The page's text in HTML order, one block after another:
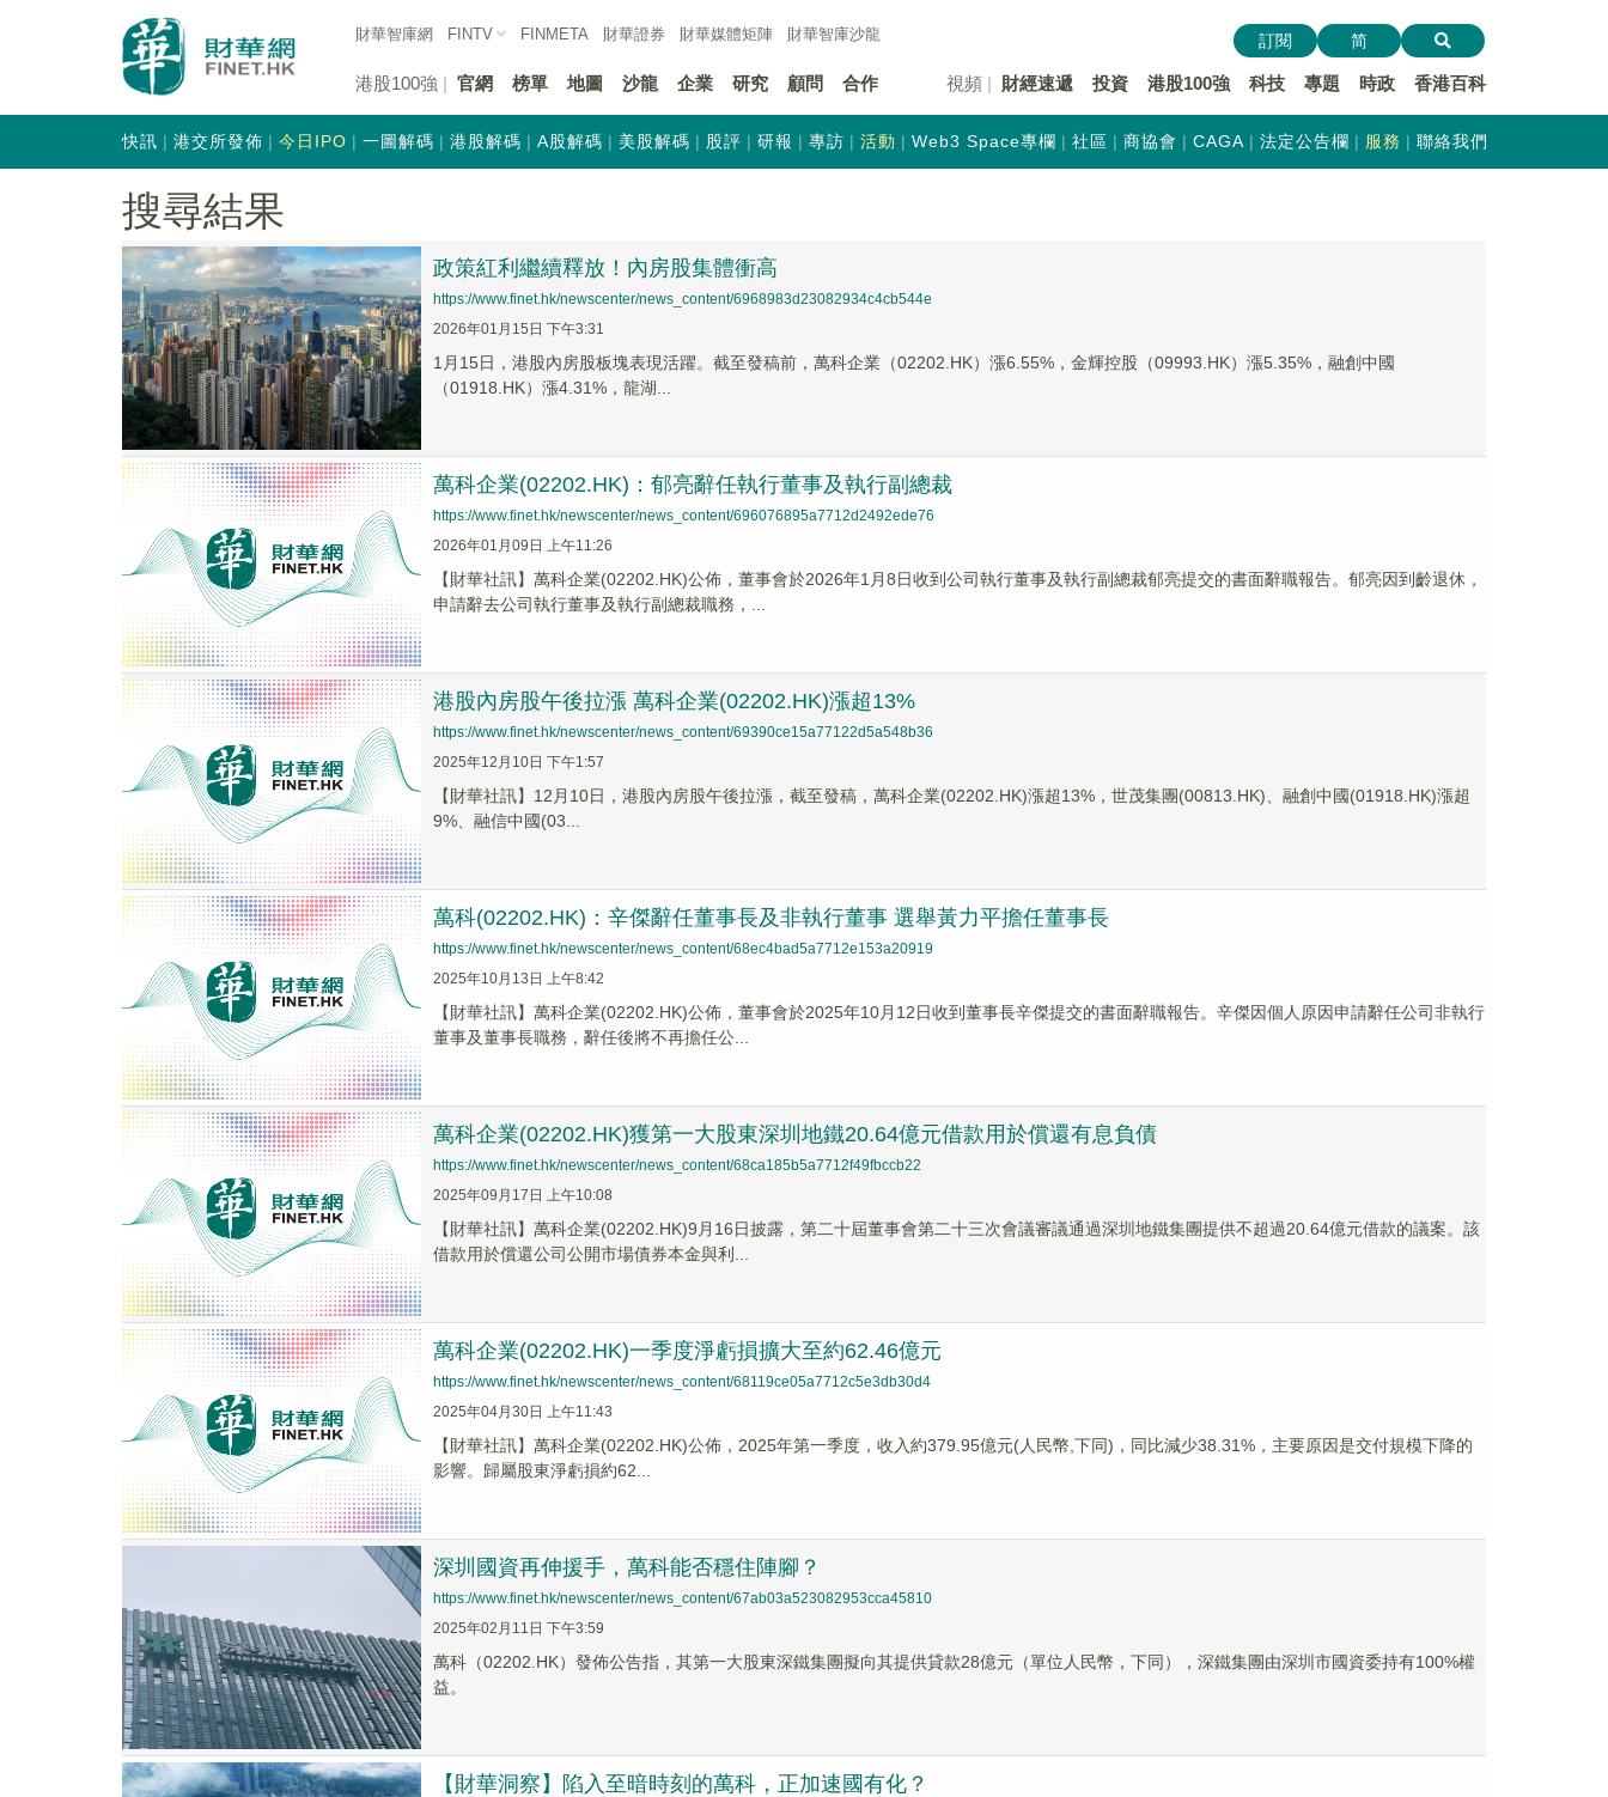
財華智庫網 FINTV FINMETA 財華證券 財華媒體矩陣 財華智庫沙龍
港股100強 官網 榜單 地圖 沙龍 企業 研究 顧問 合作 視頻 財經速遞 投資 港股100強 科技 專題 時政 香港百科
訂閱 简
快訊 港交所發佈 今日IPO 一圖解碼 港股解碼 A股解碼 美股解碼 股評 研報 專訪 活動 Web3 Space專欄 社區 商協會 CAGA 法定公告欄 服務 聯絡我們
搜尋結果
政策紅利繼續釋放！內房股集體衝高
https://www.finet.hk/newscenter/news_content/6968983d23082934c4cb544e
2026年01月15日 下午3:31
1月15日，港股內房股板塊表現活躍。截至發稿前，萬科企業（02202.HK）漲6.55%，金輝控股（09993.HK）漲5.35%，融創中國
（01918.HK）漲4.31%，龍湖...
萬科企業(02202.HK)：郁亮辭任執行董事及執行副總裁
https://www.finet.hk/newscenter/news_content/696076895a7712d2492ede76
2026年01月09日 上午11:26
【財華社訊】萬科企業(02202.HK)公佈，董事會於2026年1月8日收到公司執行董事及執行副總裁郁亮提交的書面辭職報告。郁亮因到齡退休，
申請辭去公司執行董事及執行副總裁職務，...
港股內房股午後拉漲 萬科企業(02202.HK)漲超13%
https://www.finet.hk/newscenter/news_content/69390ce15a77122d5a548b36
2025年12月10日 下午1:57
【財華社訊】12月10日，港股內房股午後拉漲，截至發稿，萬科企業(02202.HK)漲超13%，世茂集團(00813.HK)、融創中國(01918.HK)漲超
9%、融信中國(03...
萬科(02202.HK)：辛傑辭任董事長及非執行董事 選舉黃力平擔任董事長
https://www.finet.hk/newscenter/news_content/68ec4bad5a7712e153a20919
2025年10月13日 上午8:42
【財華社訊】萬科企業(02202.HK)公佈，董事會於2025年10月12日收到董事長辛傑提交的書面辭職報告。辛傑因個人原因申請辭任公司非執行
董事及董事長職務，辭任後將不再擔任公...
萬科企業(02202.HK)獲第一大股東深圳地鐵20.64億元借款用於償還有息負債
https://www.finet.hk/newscenter/news_content/68ca185b5a7712f49fbccb22
2025年09月17日 上午10:08
【財華社訊】萬科企業(02202.HK)9月16日披露，第二十屆董事會第二十三次會議審議通過深圳地鐵集團提供不超過20.64億元借款的議案。該
借款用於償還公司公開市場債券本金與利...
萬科企業(02202.HK)一季度淨虧損擴大至約62.46億元
https://www.finet.hk/newscenter/news_content/68119ce05a7712c5e3db30d4
2025年04月30日 上午11:43
【財華社訊】萬科企業(02202.HK)公佈，2025年第一季度，收入約379.95億元(人民幣,下同)，同比減少38.31%，主要原因是交付規模下降的
影響。歸屬股東淨虧損約62...
深圳國資再伸援手，萬科能否穩住陣腳？
https://www.finet.hk/newscenter/news_content/67ab03a523082953cca45810
2025年02月11日 下午3:59
萬科（02202.HK）發佈公告指，其第一大股東深鐵集團擬向其提供貸款28億元（單位人民幣，下同），深鐵集團由深圳市國資委持有100%權
益。
【財華洞察】陷入至暗時刻的萬科，正加速國有化？